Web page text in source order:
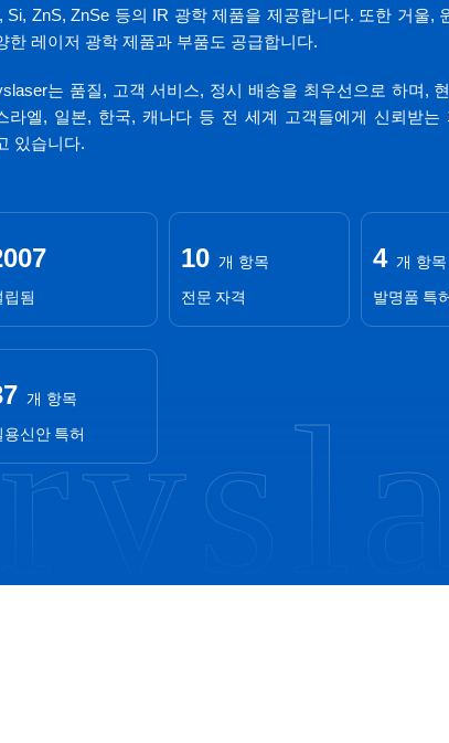
Si, ZnS, ZnSe 등의 IR 광학 제품을 제공합니다. 또한 거울,
한 레이저 광학 제품과 부품도 공급합니다.
는 품질, 고객 서비스, 정시 배송을 최우선으로 하며,
라엘, 일본, 한국, 캐나다 등 전 세계 고객들에게 신뢰받는
있습니다.
립됨
10 개 항목
전문 자격
4 개 항목
발명품 특
개 항목
용신안 특허